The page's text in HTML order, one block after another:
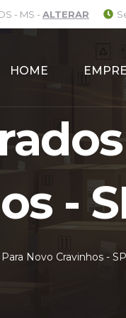
- MS - ALTERAR
HOME
-
Novo Cravinhos - SP